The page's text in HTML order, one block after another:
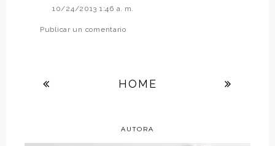
10/24/2013 1:46 a. m.
Publicar un comentario
HOME
AUTORA